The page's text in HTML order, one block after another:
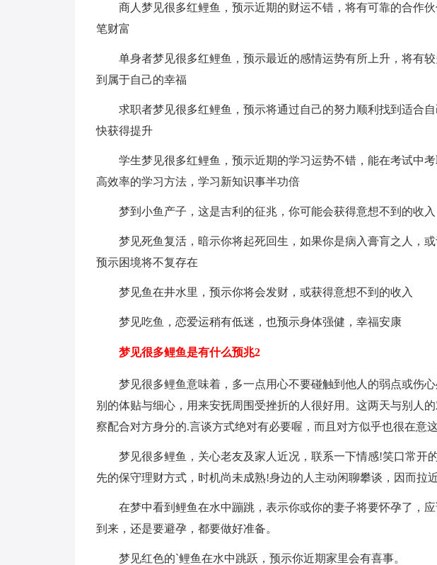
商人梦见很多红鲤鱼，预示近期的财运不错，将有可靠的合作
笔财富
单身者梦见很多红鲤鱼，预示最近的感情运势有所上升，将有
到属于自己的幸福
求职者梦见很多红鲤鱼，预示将通过自己的努力顺利找到适合
快获得提升
学生梦见很多红鲤鱼，预示近期的学习运势不错，能在考试中
高效率的学习方法，学习新知识事半功倍
梦到小鱼产子，这是吉利的征兆，你可能会获得意想不到的收入
梦见死鱼复活，暗示你将起死回生，如果你是病入膏肓之人，
预示困境将不复存在
梦见鱼在井水里，预示你将会发财，或获得意想不到的收入
梦见吃鱼，恋爱运稍有低迷，也预示身体强健，幸福安康
梦见很多鲤鱼是有什么预兆2
梦见很多鲤鱼意味着，多一点用心不要碰触到他人的弱点或伤
别的体贴与细心，用来安抚周围受挫折的人很好用。这两天与别人
察配合对方身分的.言谈方式绝对有必要喔，而且对方似乎也很在意这
梦见很多鲤鱼，关心老友及家人近况，联系一下情感!笑口常开
先的保守理财方式，时机尚未成熟!身边的人主动闲聊攀谈，因而拉
在梦中看到鲤鱼在水中蹦跳，表示你或你的妻子将要怀孕了，
到来，还是要避孕，都要做好准备。
梦见红色的`鲤鱼在水中跳跃，预示你近期家里会有喜事。